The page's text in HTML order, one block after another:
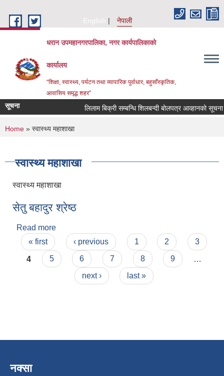
English
नेपाली
धरान उपमहानगरपालिका, नगर कार्यपालिकाको
कार्यालय
“शिक्षा, स्वास्थ्य, पर्यटन तथा व्यापारिक पुर्वाधार, बहुसाँस्कृतिक,
आवासिय समृद्ध शहर”
सूचना लिलाम बिक्री सम्बन्धि शिलबन्दी बोलपत्र आव्हानको
You are here
Home » स्वास्थ्य महाशाखा
स्वास्थ्य महाशाखा
स्वास्थ्य महाशाखा
सेतु बहादुर श्रेष्ठ
Read more
Pages
« first ‹ previous 1 2
3
4
5 6 7 8 9
next ›
last »
नक्सा